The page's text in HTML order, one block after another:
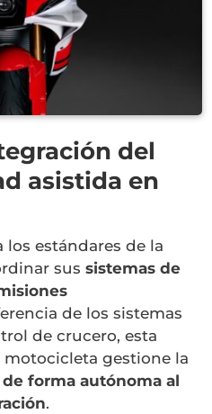
del
asistida en
los estándares de la
sussistemas de
de los sistemas
de crucero, esta
gestione la
forma autónoma al
.